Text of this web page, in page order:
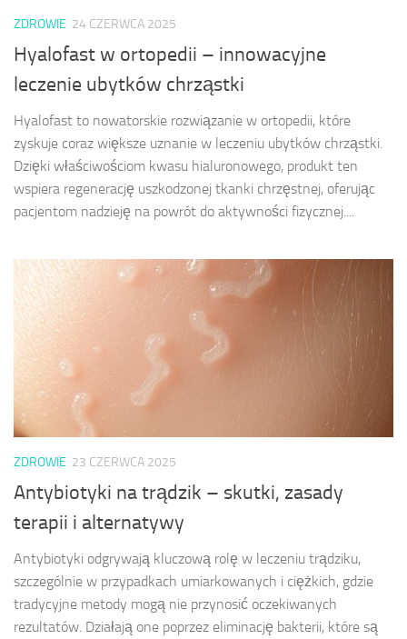
ZDROWIE 24 CZERWCA 2025
Hyalofast w ortopedii – innowacyjne
leczenie ubytków chrząstki
Hyalofast to nowatorskie rozwiązanie w ortopedii, które
zyskuje coraz większe uznanie w leczeniu ubytków chrząstki.
Dzięki właściwościom kwasu hialuronowego, produkt ten
wspiera regenerację uszkodzonej tkanki chrzęstnej, oferując
pacjentom nadzieję na powrót do aktywności fizycznej....
ZDROWIE 23 CZERWCA 2025
Antybiotyki na trądzik – skutki, zasady
terapii i alternatywy
Antybiotyki odgrywają kluczową rolę w leczeniu trądziku,
szczególnie w przypadkach umiarkowanych i ciężkich, gdzie
tradycyjne metody mogą nie przynosić oczekiwanych
rezultatów. Działają one poprzez eliminację bakterii, które są